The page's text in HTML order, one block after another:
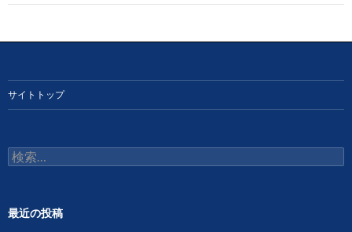
ゲ
ー
ョ
サイトトップ
検
索:
最近の投稿